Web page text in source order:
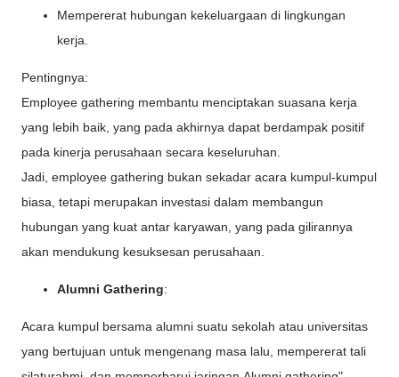
Mempererat hubungan kekeluargaan di lingkungan
kerja.
Pentingnya:
Employee gathering membantu menciptakan suasana kerja
yang lebih baik, yang pada akhirnya dapat berdampak positif
pada kinerja perusahaan secara keseluruhan.
Jadi, employee gathering bukan sekadar acara kumpul-kumpul
biasa, tetapi merupakan investasi dalam membangun
hubungan yang kuat antar karyawan, yang pada gilirannya
akan mendukung kesuksesan perusahaan.
Alumni Gathering:
Acara kumpul bersama alumni suatu sekolah atau universitas
yang bertujuan untuk mengenang masa lalu, mempererat tali